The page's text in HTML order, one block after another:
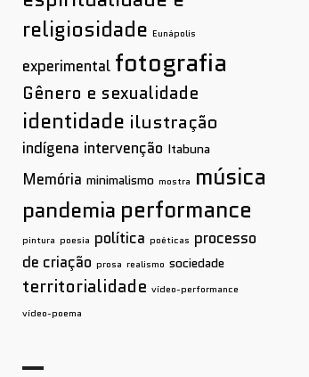
religiosidade Eunápolis
experimental fotografia
Gênero e sexualidade
identidade ilustração
indígena intervenção Itabuna
Memória minimalismo mostra música
pandemia performance
pintura poesia política poéticas processo
de criação prosa realismo sociedade
territorialidade vídeo-performance
vídeo-poema